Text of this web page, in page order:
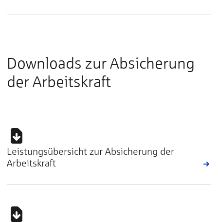
Downloads zur Absicherung
der Arbeitskraft
Leistungsübersicht zur Absicherung der
Arbeitskraft